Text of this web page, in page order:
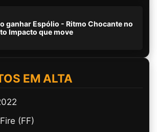
ganhar Espólio - Ritmo Chocante no
Impacto que move
EM ALTA
(FF)